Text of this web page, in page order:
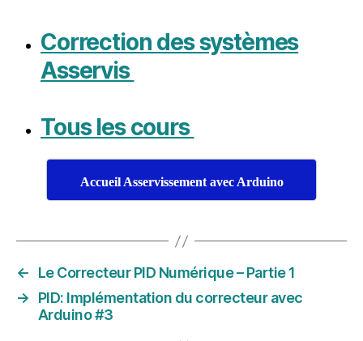
Correction des systèmes
Asservis
Tous les cours
Accueil Asservissement avec Arduino
←
Le Correcteur PID Numérique – Partie 1
→
PID: Implémentation du correcteur avec
Arduino #3